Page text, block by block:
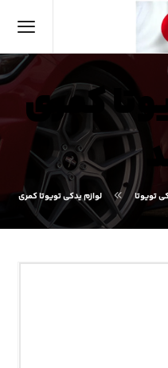
کمری
تویوتا لوازم یدکی تویوتا کمری